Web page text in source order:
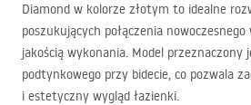
Diamond w kolorze złotym to idealne
poszukujących połączenia
jakością wykonania. Model przeznaczony
podtynkowego przy bidecie, co pozwala
i estetyczny wygląd łazienki.